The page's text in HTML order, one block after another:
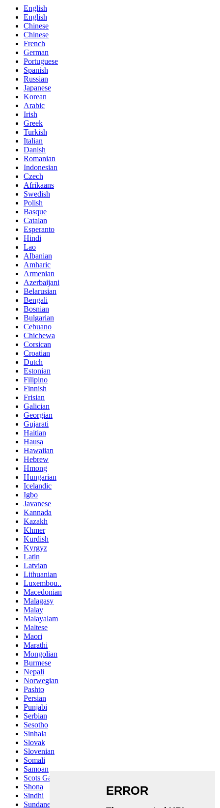
English
English
Chinese
Chinese
French
German
Portuguese
Spanish
Russian
Japanese
Korean
Arabic
Irish
Greek
Turkish
Italian
Danish
Romanian
Indonesian
Czech
Afrikaans
Swedish
Polish
Basque
Catalan
Esperanto
Hindi
Lao
Albanian
Amharic
Armenian
Azerbaijani
Belarusian
Bengali
Bosnian
Bulgarian
Cebuano
Chichewa
Corsican
Croatian
Dutch
Estonian
Filipino
Finnish
Frisian
Galician
Georgian
Gujarati
Haitian
Hausa
Hawaiian
Hebrew
Hmong
Hungarian
Icelandic
Igbo
Javanese
Kannada
Kazakh
Khmer
Kurdish
Kyrgyz
Latin
Latvian
Lithuanian
Luxembou..
Macedonian
Malagasy
Malay
Malayalam
Maltese
Maori
Marathi
Mongolian
Burmese
Nepali
Norwegian
Pashto
Persian
Punjabi
Serbian
Sesotho
Sinhala
Slovak
Slovenian
Somali
Samoan
Scots Gaelic
Shona
Sindhi
Sundanese